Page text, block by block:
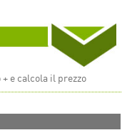
e calcola il prezzo